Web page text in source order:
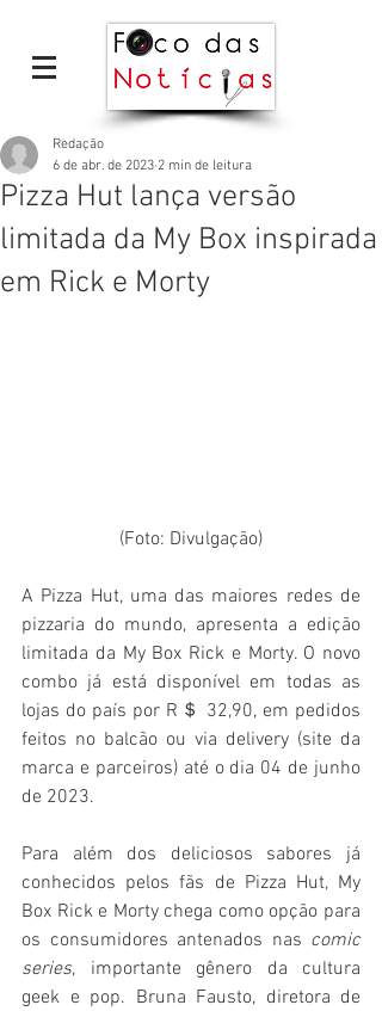
Pizza Hut lança versão
limitada da My Box inspirada
em Rick e Morty
Redação
6 de abr. de 2023 2 min de leitura
(Foto: Divulgação)
A Pizza Hut, uma das maiores redes de
pizzaria do mundo, apresenta a edição
limitada da My Box Rick e Morty. O novo
combo já está disponível em todas as
lojas do país por R＄ 32,90, em pedidos
feitos no balcão ou via delivery (site da
marca e parceiros) até o dia 04 de junho
de 2023.
Para além dos deliciosos sabores já
conhecidos pelos fãs de Pizza Hut, My
Box Rick e Morty chega como opção para
os consumidores antenados nas comic
series, importante gênero da cultura
geek e pop. Bruna Fausto, diretora de